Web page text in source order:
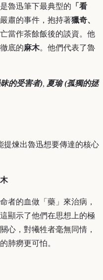
魯迅筆下最典型的 「看
肅的事件，抱持著獵奇、
當作茶餘飯後的談資。他
底的麻木。他們代表了魯
的受害者) 夏瑜 (孤獨的拯
提煉出魯迅想要傳達的核心
者的血做「藥」來治病，
顯示了他們在思想上的極
心，對犧牲者毫無同情，
肺癆更可怕。